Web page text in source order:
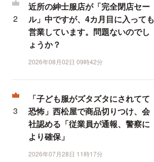
近所の紳士服店が「完全閉店セー
ル」中ですが、4カ月目に入っても
営業しています。問題ないのでし
ょうか？
2026年08月02日 09時42分
「子ども服がズタズタにされてて
恐怖」西松屋で商品切りつけ、会
社認める「従業員が通報、警察に
より確保」
2026年07月28日 11時17分